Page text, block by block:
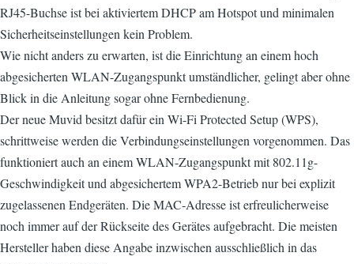
RJ45-Buchse ist bei aktiviertem DHCP am Hotspot und minimalen
Sicherheitseinstellungen kein Problem.
Wie nicht anders zu erwarten, ist die Einrichtung an einem hoch
abgesicherten WLAN-Zugangspunkt umständlicher, gelingt aber ohne
Blick in die Anleitung sogar ohne Fernbedienung.
Der neue Muvid besitzt dafür ein Wi-Fi Protected Setup (WPS),
schrittweise werden die Verbindungseinstellungen vorgenommen. Das
funktioniert auch an einem WLAN-Zugangspunkt mit 802.11g-
Geschwindigkeit und abgesichertem WPA2-Betrieb nur bei explizit
zugelassenen Endgeräten. Die MAC-Adresse ist erfreulicherweise
noch immer auf der Rückseite des Gerätes aufgebracht. Die meisten
Hersteller haben diese Angabe inzwischen ausschließlich in das